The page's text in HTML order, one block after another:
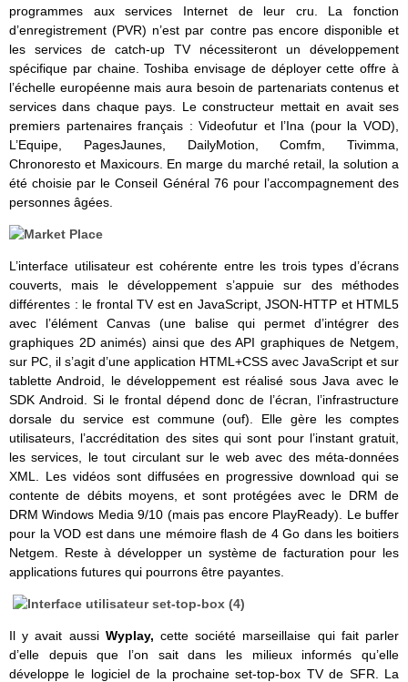
programmes aux services Internet de leur cru. La fonction
d’enregistrement (PVR) n’est par contre pas encore disponible et
les services de catch-up TV nécessiteront un développement
spécifique par chaine. Toshiba envisage de déployer cette offre à
l’échelle européenne mais aura besoin de partenariats contenus et
services dans chaque pays. Le constructeur mettait en avait ses
premiers partenaires français : Videofutur et l’Ina (pour la VOD),
L’Equipe, PagesJaunes, DailyMotion, Comfm, Tivimma,
Chronoresto et Maxicours. En marge du marché retail, la solution a
été choisie par le Conseil Général 76 pour l’accompagnement des
personnes âgées.
L’interface utilisateur est cohérente entre les trois types d’écrans
couverts, mais le développement s’appuie sur des méthodes
différentes : le frontal TV est en JavaScript, JSON-HTTP et HTML5
avec l’élément Canvas (une balise qui permet d’intégrer des
graphiques 2D animés) ainsi que des API graphiques de Netgem,
sur PC, il s’agit d’une application HTML+CSS avec JavaScript et sur
tablette Android, le développement est réalisé sous Java avec le
SDK Android. Si le frontal dépend donc de l’écran, l’infrastructure
dorsale du service est commune (ouf). Elle gère les comptes
utilisateurs, l’accréditation des sites qui sont pour l’instant gratuit,
les services, le tout circulant sur le web avec des méta-données
XML. Les vidéos sont diffusées en progressive download qui se
contente de débits moyens, et sont protégées avec le DRM de
DRM Windows Media 9/10 (mais pas encore PlayReady). Le buffer
pour la VOD est dans une mémoire flash de 4 Go dans les boitiers
Netgem. Reste à développer un système de facturation pour les
applications futures qui pourrons être payantes.
Il y avait aussi Wyplay, cette société marseillaise qui fait parler
d’elle depuis que l’on sait dans les milieux informés qu’elle
développe le logiciel de la prochaine set-top-box TV de SFR. La